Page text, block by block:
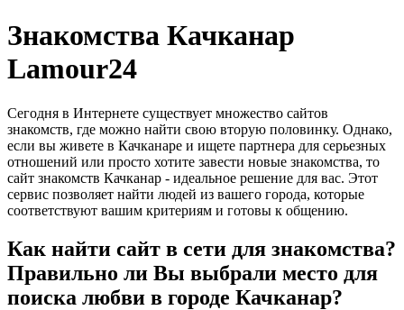
Знакомства Качканар
Lamour24
Сегодня в Интернете существует множество сайтов
знакомств, где можно найти свою вторую половинку. Однако,
если вы живете в Качканаре и ищете партнера для серьезных
отношений или просто хотите завести новые знакомства, то
сайт знакомств Качканар - идеальное решение для вас. Этот
сервис позволяет найти людей из вашего города, которые
соответствуют вашим критериям и готовы к общению.
Как найти сайт в сети для знакомства?
Правильно ли Вы выбрали место для
поиска любви в городе Качканар?